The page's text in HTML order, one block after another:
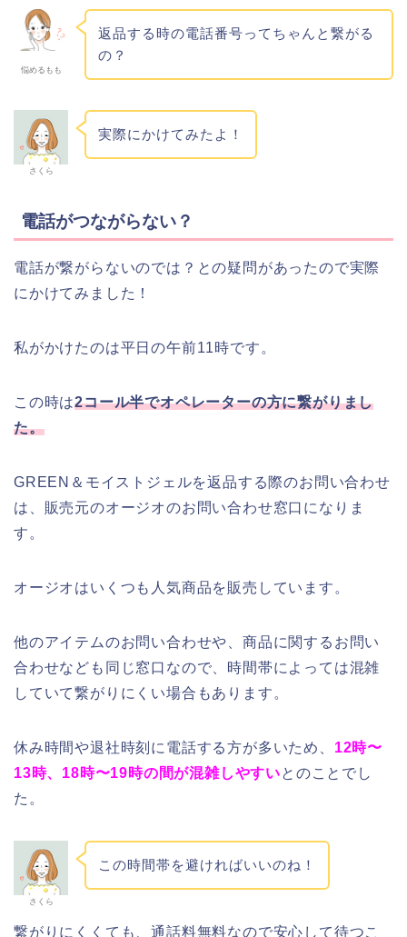
悩めるもも
返品する時の電話番号ってちゃんと繋がる
の？
さくら
実際にかけてみたよ！
電話がつながらない？
電話が繋がらないのでは？との疑問があったので実際
にかけてみました！
私がかけたのは平日の午前11時です。
この時は2コール半でオペレーターの方に繋がりまし
た。
GREEN＆モイストジェルを返品する際のお問い合わせ
は、販売元のオージオのお問い合わせ窓口になりま
す。
オージオはいくつも人気商品を販売しています。
他のアイテムのお問い合わせや、商品に関するお問い
合わせなども同じ窓口なので、時間帯によっては混雑
していて繋がりにくい場合もあります。
休み時間や退社時刻に電話する方が多いため、 12時〜
13時、18時〜19時の間が混雑しやすいとのことでし
た。
さくら
この時間帯を避ければいいのね！
繋がりにくくても、通話料無料なので安心して待つこ